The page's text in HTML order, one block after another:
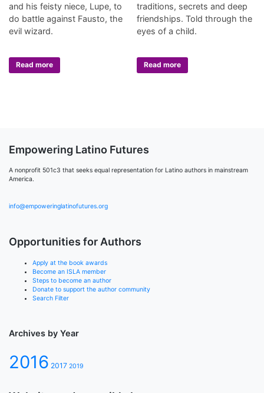
and his feisty niece, Lupe, to
do battle against Fausto, the
evil wizard.
Read more
traditions, secrets and deep
friendships. Told through the
eyes of a child.
Read more
Empowering Latino Futures
A nonprofit 501c3 that seeks equal representation for Latino authors in mainstream
America.
info@empoweringlatinofutures.org
Opportunities for Authors
Apply at the book awards
Become an ISLA member
Steps to become an author
Donate to support the author community
Search Filter
Archives by Year
2016 2017 2019